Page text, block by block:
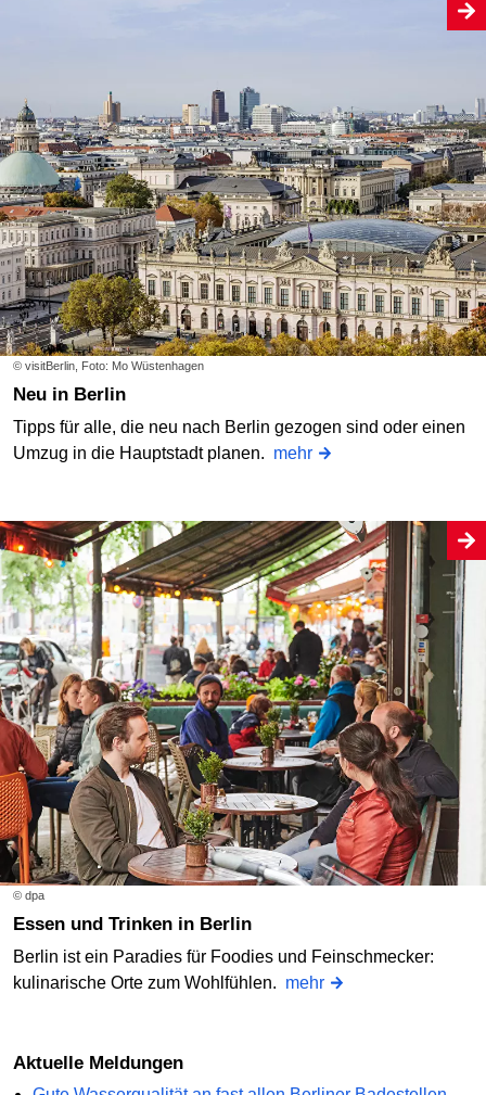
© visitBerlin, Foto: Mo Wüstenhagen
Neu in Berlin
Tipps für alle, die neu nach Berlin gezogen sind oder einen
Umzug in die Hauptstadt planen. mehr
© dpa
Essen und Trinken in Berlin
Berlin ist ein Paradies für Foodies und Feinschmecker:
kulinarische Orte zum Wohlfühlen. mehr
Aktuelle Meldungen